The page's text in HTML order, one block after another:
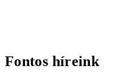
Fontos híreink